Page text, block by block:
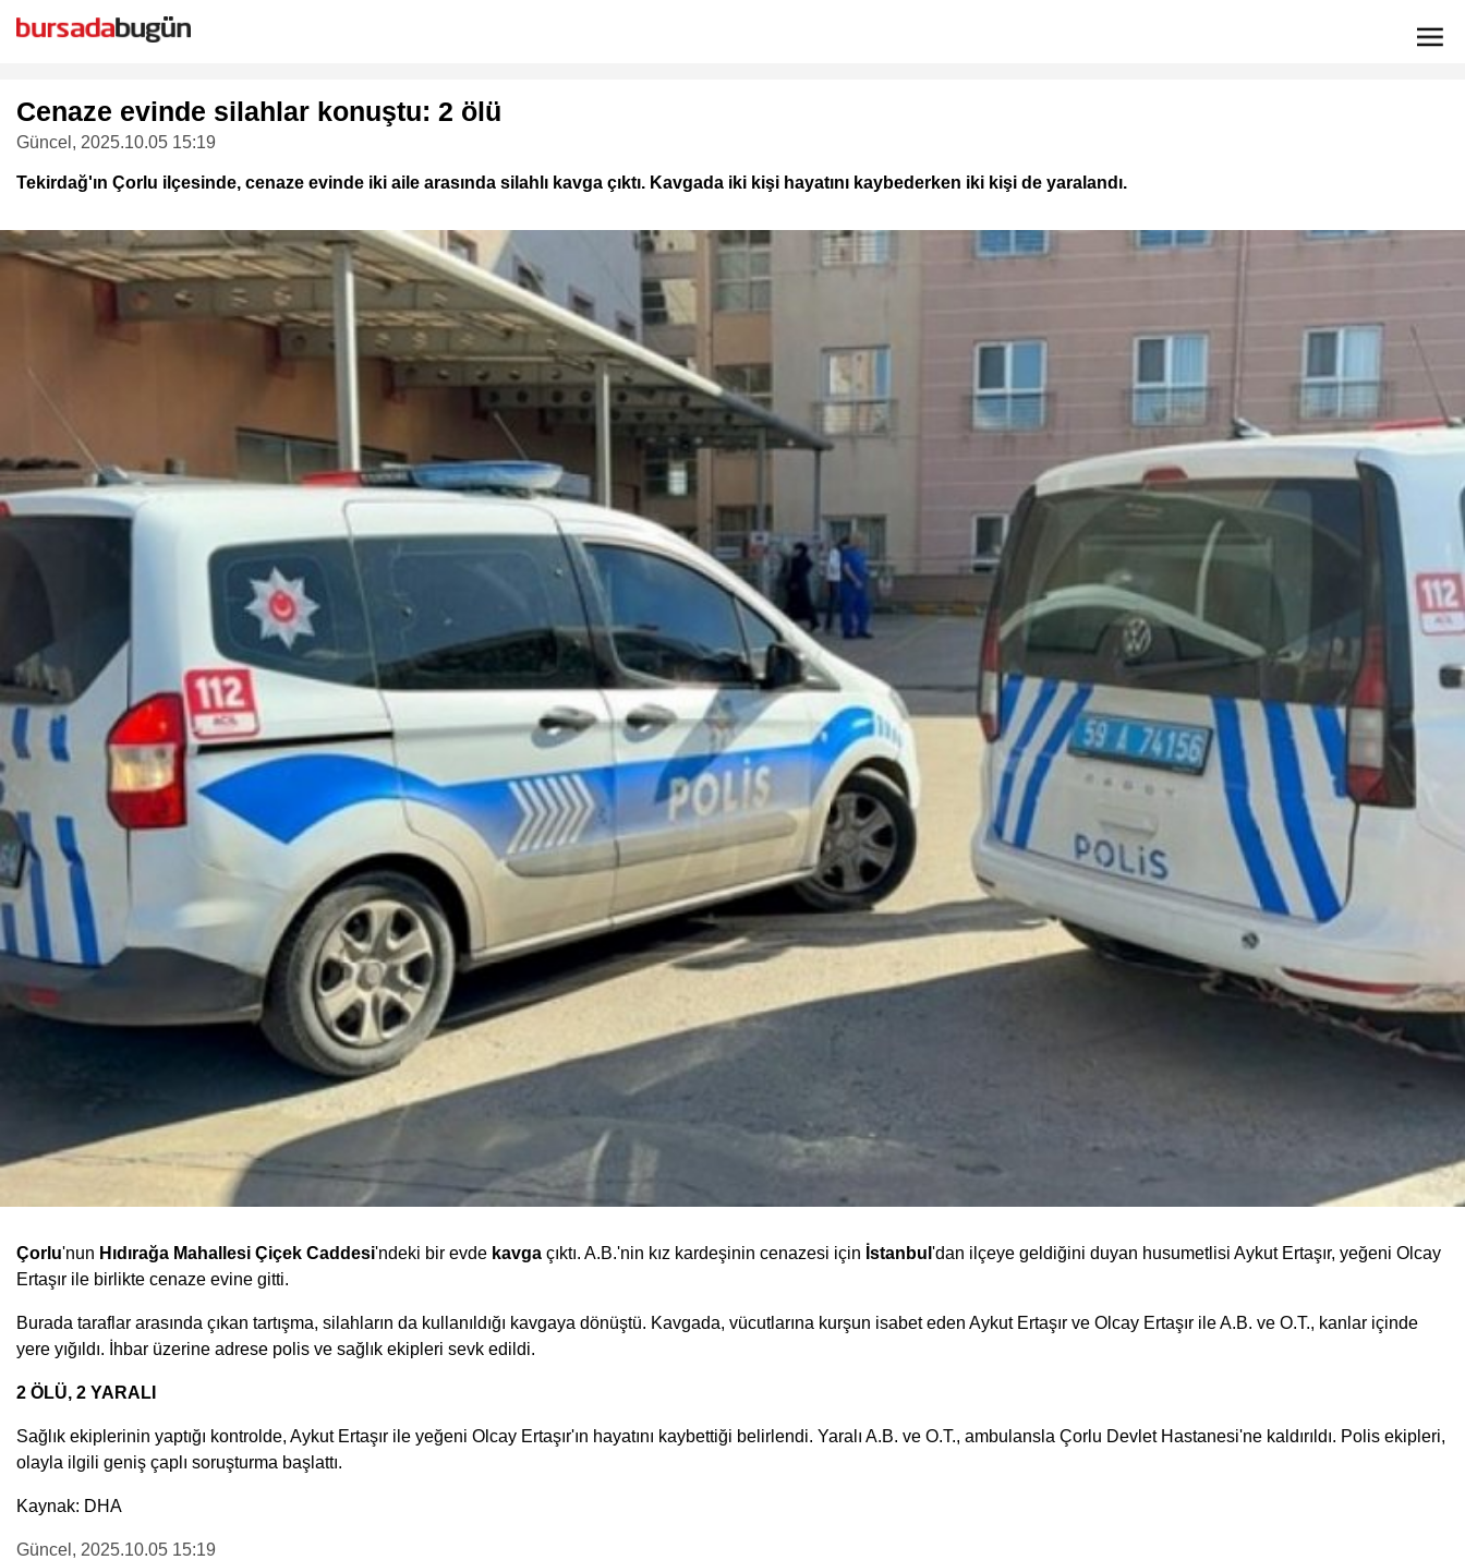
Cenaze evinde silahlar konuştu: 2 ölü
Güncel , 2025.10.05 15:19
Tekirdağ'ın Çorlu ilçesinde, cenaze evinde iki aile arasında silahlı kavga çıktı. Kavgada iki kişi hayatını kaybederken iki kişi de yaralandı.
Çorlu'nun Hıdırağa Mahallesi Çiçek Caddesi'ndeki bir evde kavga çıktı. A.B.'nin kız kardeşinin cenazesi için İstanbul 'dan ilçeye geldiğini duyan husumetlisi Aykut Ertaşır, yeğeni Olcay
Ertaşır ile birlikte cenaze evine gitti.
Burada taraflar arasında çıkan tartışma, silahların da kullanıldığı kavgaya dönüştü. Kavgada, vücutlarına kurşun isabet eden Aykut Ertaşır ve Olcay Ertaşır ile A.B. ve O.T., kanlar içinde
yere yığıldı. İhbar üzerine adrese polis ve sağlık ekipleri sevk edildi.
2 ÖLÜ, 2 YARALI
Sağlık ekiplerinin yaptığı kontrolde, Aykut Ertaşır ile yeğeni Olcay Ertaşır'ın hayatını kaybettiği belirlendi. Yaralı A.B. ve O.T., ambulansla Çorlu Devlet Hastanesi'ne kaldırıldı. Polis ekipleri,
olayla ilgili geniş çaplı soruşturma başlattı.
Kaynak: DHA
Güncel , 2025.10.05 15:19